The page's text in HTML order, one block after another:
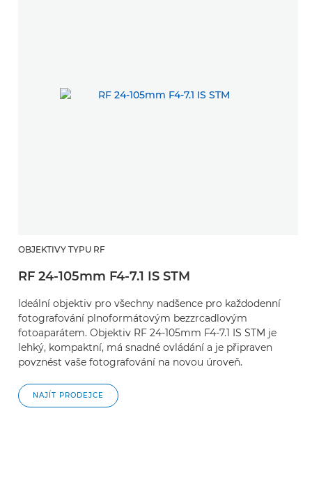
OBJEKTIVY TYPU RF
RF 24-105mm F4-7.1 IS STM
Ideální objektiv pro všechny nadšence pro každodenní
fotografování plnoformátovým bezzrcadlovým
fotoaparátem. Objektiv RF 24-105mm F4-7.1 IS STM je
lehký, kompaktní, má snadné ovládání a je připraven
povznést vaše fotografování na novou úroveň.
NAJÍT PRODEJCE